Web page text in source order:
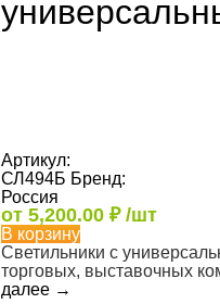
Артикул:
СЛ494Б Бренд:
Россия
от 5,200.00 ₽/шт
В корзину
Светильники с
торговых, выставочных
далее →